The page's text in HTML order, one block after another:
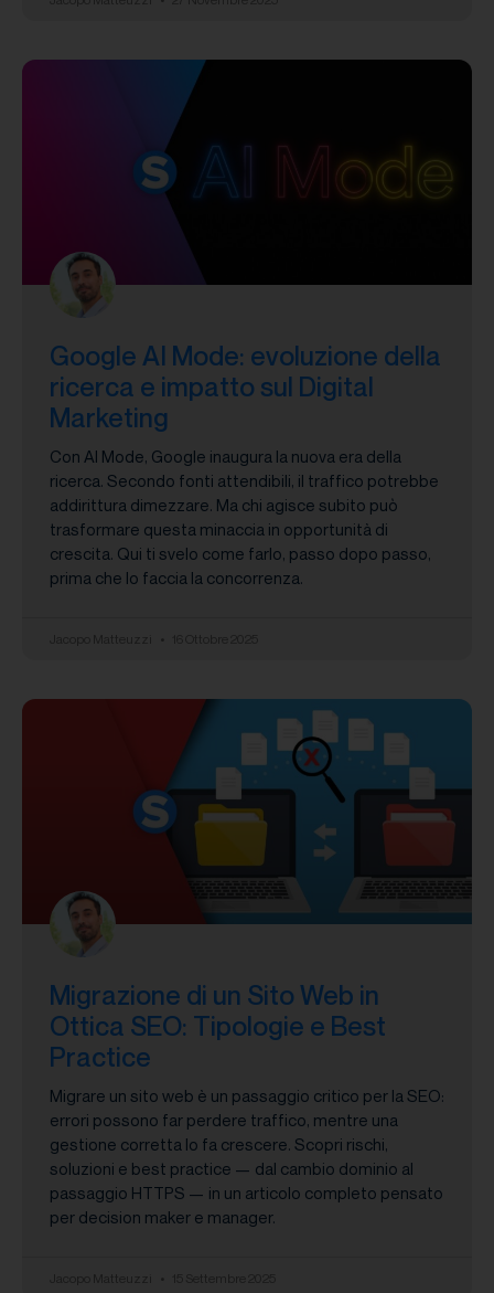
Google AI Mode: evoluzione della
ricerca e impatto sul Digital
Marketing
Con AI Mode, Google inaugura la nuova era della
ricerca. Secondo fonti attendibili, il traffico potrebbe
addirittura dimezzare. Ma chi agisce subito può
trasformare questa minaccia in opportunità di
crescita. Qui ti svelo come farlo, passo dopo passo,
prima che lo faccia la concorrenza.
Migrazione di un Sito Web in
Ottica SEO: Tipologie e Best
Practice
Migrare un sito web è un passaggio critico per la SEO:
errori possono far perdere traffico, mentre una
gestione corretta lo fa crescere. Scopri rischi,
soluzioni e best practice — dal cambio dominio al
passaggio HTTPS — in un articolo completo pensato
per decision maker e manager.